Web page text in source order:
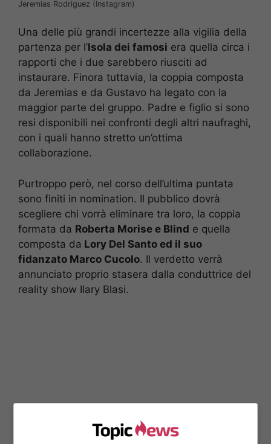
Jeremias Rodriguez (Instagram)
Una delle più grandi incertezze alla vigilia della
partenza per l’Isola dei famosi era quella circa i
rapporti che i due sarebbero riusciti ad
instaurare. Finora tuttavia, la coppia composta
da Jeremias e da Gustavo ha legato con la
maggior parte del gruppo. Padre e figlio si sono
resi disponibili nei confronti degli altri naufraghi,
con i quali hanno stretto un’ottima
collaborazione.
Purtroppo però, nel corso dell’ultima puntata
sono finiti in nomination. Il pubblico dovrà
scegliere chi vorrà eliminare tra loro, la coppia
formata da Roberta Morise e Blind e quella
composta da Lory Del Santo ed il suo
fidanzato Marco Cucolo. Il verdetto verrà
annunciato proprio stasera dalla conduttrice del
reality show Ilary Blasi.